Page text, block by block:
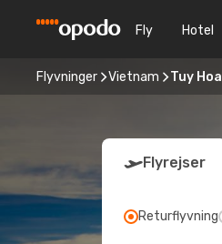
Fly Hotel
Flyvninger Vietnam Tuy Hoa
Flyrejser
Returflyvning